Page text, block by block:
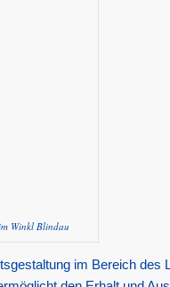
Winkl Blindau
im Bereich